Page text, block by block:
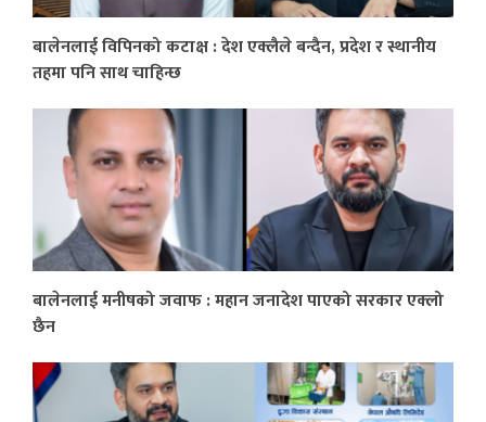
बालेनलाई विपिनको कटाक्ष : देश एक्लैले बन्दैन, प्रदेश र स्थानीय
तहमा पनि साथ चाहिन्छ
बालेनलाई मनीषको जवाफ : महान जनादेश पाएको सरकार एक्लो
छैन